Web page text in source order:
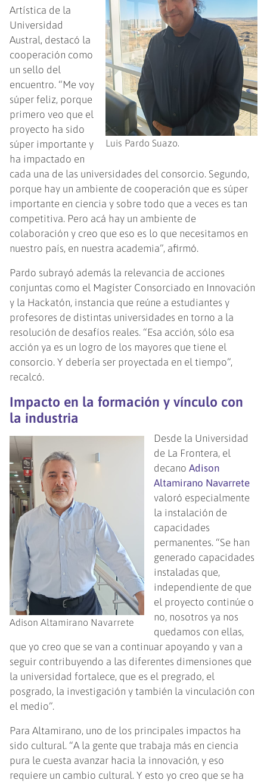
Luis Pardo Suazo.
Artística de la
Universidad
Austral, destacó la
cooperación como
un sello del
encuentro. “Me voy
súper feliz, porque
primero veo que el
proyecto ha sido
súper importante y
ha impactado en
cada una de las universidades del consorcio. Segundo,
porque hay un ambiente de cooperación que es súper
importante en ciencia y sobre todo que a veces es tan
competitiva. Pero acá hay un ambiente de
colaboración y creo que eso es lo que necesitamos en
nuestro país, en nuestra academia”, afirmó.
Pardo subrayó además la relevancia de acciones
conjuntas como el Magíster Consorciado en Innovación
y la Hackatón, instancia que reúne a estudiantes y
profesores de distintas universidades en torno a la
resolución de desafíos reales. “Esa acción, sólo esa
acción ya es un logro de los mayores que tiene el
consorcio. Y debería ser proyectada en el tiempo”,
recalcó.
Impacto en la formación y vínculo con
la industria
Adison Altamirano Navarrete
Desde la Universidad
de La Frontera, el
decanoAdison
Altamirano Navarrete
valoró especialmente
la instalación de
capacidades
permanentes. “Se han
generado capacidades
instaladas que,
independiente de que
el proyecto continúe o
no, nosotros ya nos
quedamos con ellas,
que yo creo que se van a continuar apoyando y van a
seguir contribuyendo a las diferentes dimensiones que
la universidad fortalece, que es el pregrado, el
posgrado, la investigación y también la vinculación con
el medio”.
Para Altamirano, uno de los principales impactos ha
sido cultural. “A la gente que trabaja más en ciencia
pura le cuesta avanzar hacia la innovación, y eso
requiere un cambio cultural. Y esto yo creo que se ha